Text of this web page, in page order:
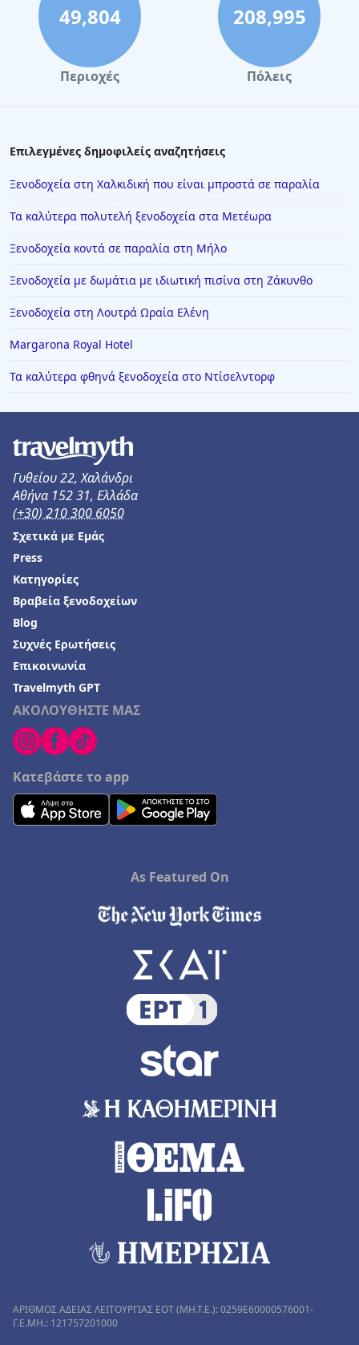
Ξενοδοχεία στην Καβάλα
Ξενοδοχεία στην Ερέτρια
Ξενοδοχεία στην Άνδρο
Ξενοδοχεία στο Γύθειο
Ξενοδοχεία στην Τρίπολη
Ξενοδοχεία στην Κινέτα
Ξενοδοχεία στην Πέρδικα
Ξενοδοχεία στην Κόνιτσα
Ξενοδοχεία στη Νέα Καλλικράτεια
Ξενοδοχεία στους Άγιους Θεόδωρους
Ξενοδοχεία στο Ελατοχώρι
Ξενοδοχεία στη Ζανζιβάρη
Ξενοδοχεία στην Κεραμωτή
Ξενοδοχεία στη Φλωρεντία
Ξενοδοχεία στη Λάρνακα
Ξενοδοχεία σε Μαρώνεια
49,804
Περιοχές
208,995
Πόλεις
Επιλεγμένες δημοφιλείς αναζητήσεις
Ξενοδοχεία στη Χαλκιδική που είναι μπροστά σε παραλία
Τα καλύτερα πολυτελή ξενοδοχεία στα Μετέωρα
Ξενοδοχεία κοντά σε παραλία στη Μήλο
Ξενοδοχεία με δωμάτια με ιδιωτική πισίνα στη Ζάκυνθο
Ξενοδοχεία στη Λουτρά Ωραία Ελένη
Margarona Royal Hotel
Τα καλύτερα φθηνά ξενοδοχεία στο Ντίσελντορφ
Γυθείου 22, Χαλάνδρι
Αθήνα 152 31, Ελλάδα
(+30) 210 300 6050
ΑΚΟΛΟΥΘΗΣΤΕ ΜΑΣ
Κατεβάστε το app
Σχετικά με Εμάς
Press
Κατηγορίες
Βραβεία ξενοδοχείων
Blog
Συχνές Ερωτήσεις
Επικοινωνία
Travelmyth GPT
As Featured On
ΑΡΙΘΜΟΣ ΑΔΕΙΑΣ ΛΕΙΤΟΥΡΓΙΑΣ ΕΟΤ (MH.T.E.): 0259Ε60000576001-
Γ.Ε.ΜΗ.: 121757201000